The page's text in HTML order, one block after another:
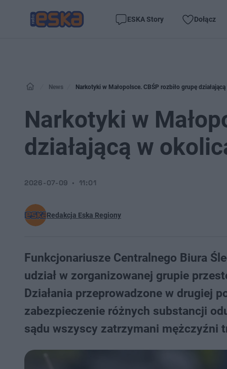
ESKA Story Dołącz
News Narkotyki w Małopolsce. CBŚP rozbiło grupę
Narkotyki w
działającą w
Redakcja Eska Regiony
2026-07-09 11:01
Funkcjonariusze Centralnego Biura
udział w zorganizowanej grupie
Działania przeprowadzone w drugiej
zabezpieczenie różnych substancji
sądu wszyscy zatrzymani mężczyźni